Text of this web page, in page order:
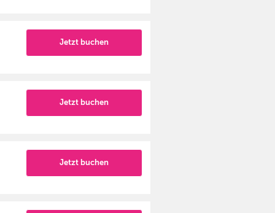
Jetzt buchen
Jetzt buchen
Jetzt buchen